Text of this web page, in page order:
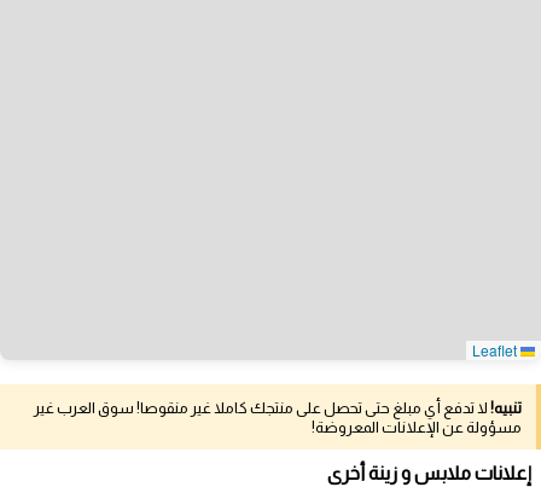
تنبيه! لا تدفع أي مبلغ حتى تحصل على منتجك كاملا غير منقوصا! سوق العرب غير
مسؤولة عن الإعلانات المعروضة!
إعلانات ملابس و زينة أخرى